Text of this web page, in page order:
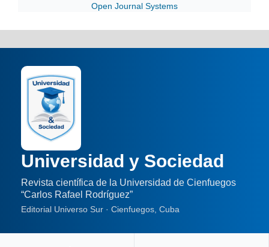
Open Journal Systems
Universidad y Sociedad
Revista científica de la Universidad de Cienfuegos
“Carlos Rafael Rodríguez”
Editorial Universo Sur · Cienfuegos, Cuba